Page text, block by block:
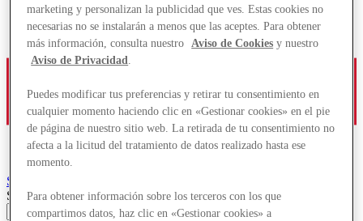
Salzburg
Search input
marketing y personalizan la publicidad que ves. Estas cookies no
necesarias no se instalarán a menos que las aceptes. Para obtener
más información, consulta nuestro
Aviso de Cookies y nuestro
Aviso de Privacidad.
Puedes modificar tus preferencias y retirar tu consentimiento en
cualquier momento haciendo clic en «Gestionar cookies» en el pie
de página de nuestro sitio web. La retirada de tu consentimiento no
afecta a la licitud del tratamiento de datos realizado hasta ese
momento.
Para obtener información sobre los terceros con los que
compartimos datos, haz clic en «Gestionar cookies» a